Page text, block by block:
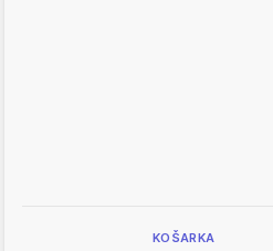
KOŠARKA